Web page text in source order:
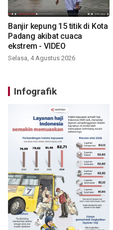
Banjir kepung 15 titik di Kota
Padang akibat cuaca
ekstrem - VIDEO
Selasa, 4 Agustus 2026
Infografik